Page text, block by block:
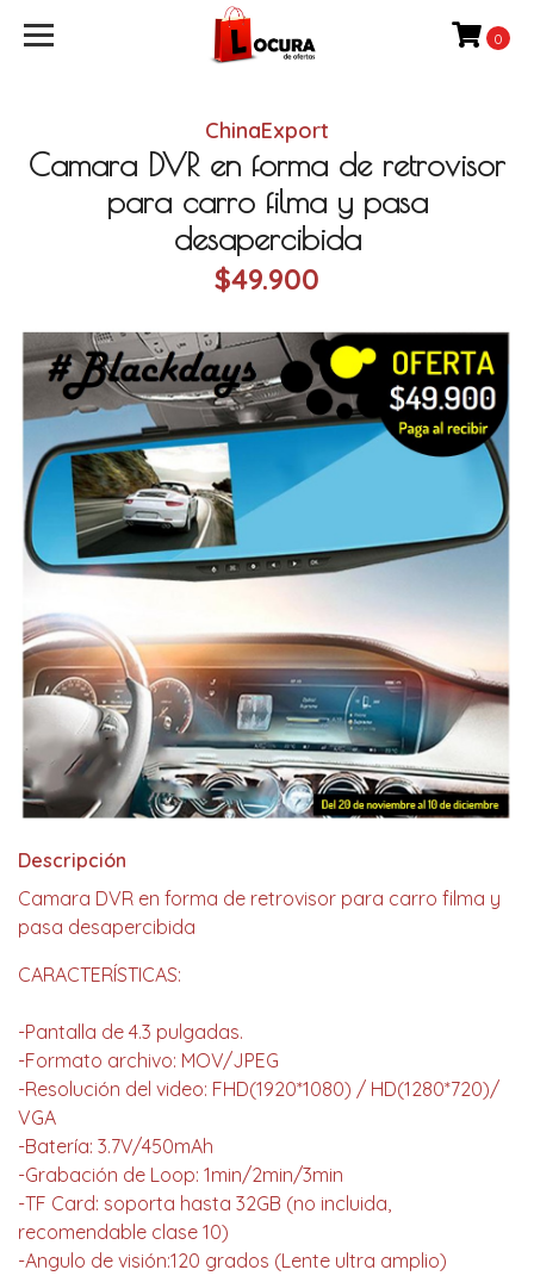
0
ChinaExport
Camara DVR en forma de retrovisor
para carro filma y pasa
desapercibida
$49.900
Descripción
Camara DVR en forma de retrovisor para carro filma y
pasa desapercibida
CARACTERÍSTICAS:
-Pantalla de 4.3 pulgadas.
-Formato archivo: MOV/JPEG
-Resolución del video: FHD(1920*1080) / HD(1280*720)/
VGA
-Batería: 3.7V/450mAh
-Grabación de Loop: 1min/2min/3min
-TF Card: soporta hasta 32GB (no incluida,
recomendable clase 10)
-Angulo de visión:120 grados (Lente ultra amplio)